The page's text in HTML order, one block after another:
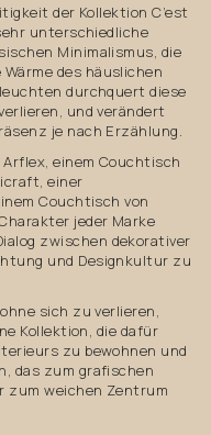
der Kollektion C’est
unterschiedliche
Minimalismus, die
des häuslichen
durchquert diese
und verändert
je nach Erzählung.
Arflex, einem Couchtisch
einer
Couchtisch von
jeder Marke
zwischen dekorativer
und Designkultur zu
sich zu verlieren,
Kollektion, die dafür
zu bewohnen und
das zum grafischen
zum weichen Zentrum